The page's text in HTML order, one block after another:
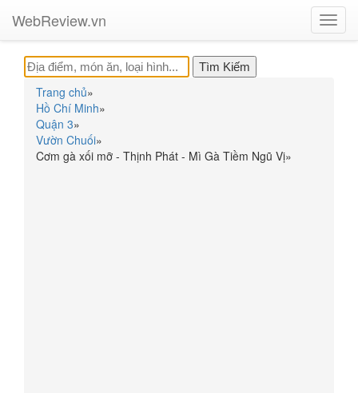
WebReview.vn
Trang chủ»
Hồ Chí Minh»
Quận 3»
Vườn Chuối»
Cơm gà xối mỡ - Thịnh Phát - Mì Gà Tiềm Ngũ Vị»